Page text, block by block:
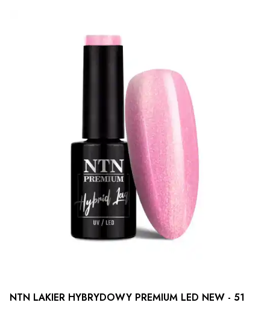
NTN LAKIER HYBRYDOWY PREMIUM LED NEW - 51